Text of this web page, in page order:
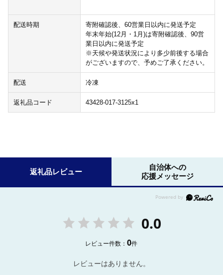
配送時期
寄附確認後、60営業日以内に発送予定
年末年始(12月・1月)は寄附確認後、90営
業日以内に発送予定
※天候や発送状況により多少前後する場合
がございますので、予めご了承ください。
配送 冷凍
返礼品コード 43428-017-3125x1
返礼品レビュー
自治体への
応援メッセージ
0.0
レビュー件数：0件
レビューはありません。